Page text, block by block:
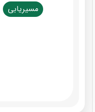
مسیریابی